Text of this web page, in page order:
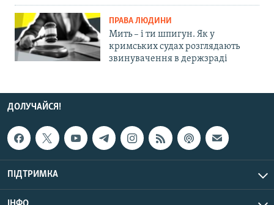
ПРАВА ЛЮДИНИ
Мить – і ти шпигун. Як у
кримських судах розглядають
звинувачення в держзраді
ДОЛУЧАЙСЯ!
ПІДТРИМКА